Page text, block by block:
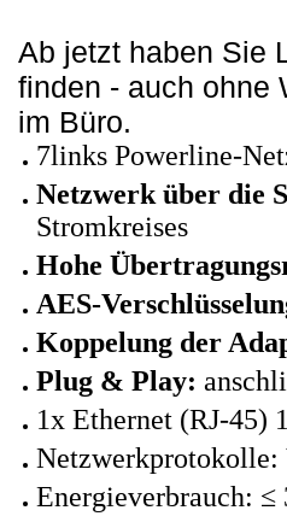
Ab jetzt haben Sie
finden - auch ohne
im Büro.
7links Powerline-
Netzwerk über die
Stromkreises
Hohe
AES-
Koppelung der
Plug & Play:
1x Ethernet (RJ-45)
Netzwerkprotokolle:
Energieverbrauch: